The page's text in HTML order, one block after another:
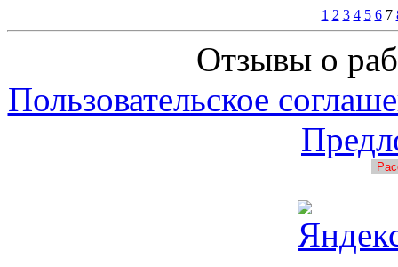
1 2 3 4 5 6 7
Отзывы о
Пользовательское